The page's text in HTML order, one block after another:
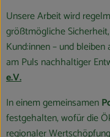
Unsere Arbeit wird
größtmögliche
Kund:innen – und
am Puls nachhaltiger
e.V.
In einem gemeinsamen
festgehalten, wofür die
regionaler